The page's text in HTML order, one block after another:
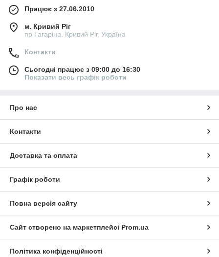
Працює з 27.06.2010
м. Кривий Ріг
пр Гагаріна, Кривий Ріг, Україна
Контакти
Сьогодні працює з 09:00 до 16:30
Показати весь графік роботи
Про нас
Контакти
Доставка та оплата
Графік роботи
Повна версія сайту
Сайт створено на маркетплейсі Prom.ua
Політика конфіденційності